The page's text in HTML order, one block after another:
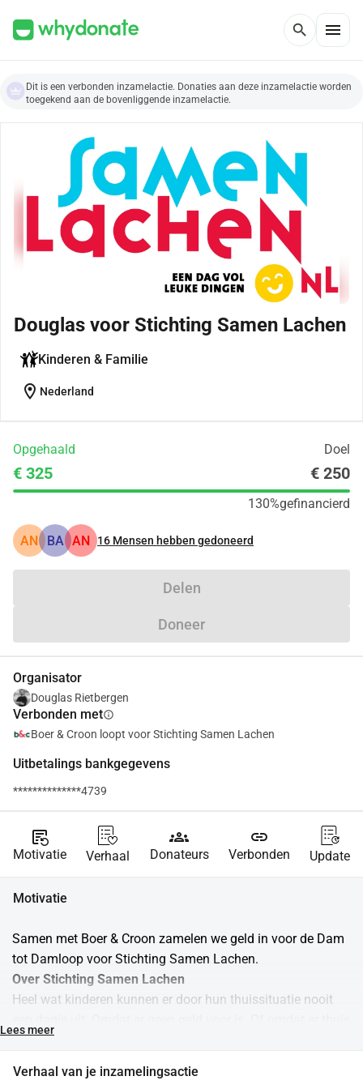
search menu
Dit is een verbonden inzamelactie. Donaties aan deze inzamelactie worden
toegekend aan de bovenliggende inzamelactie.
Douglas voor Stichting Samen Lachen
Kinderen & Familie
location_on Nederland
Opgehaald Doel
€ 325 € 250
130%gefinancierd
AN BA AN 16 Mensen hebben gedoneerd
Delen
Doneer
Organisator
Douglas Rietbergen
Verbonden metinfo
Boer & Croon loopt voor Stichting Samen Lachen
Uitbetalings bankgegevens
**************4739
source_notes
Motivatie Verhaal
groups
Donateurs
link
Verbonden Update
Motivatie
Samen met Boer & Croon zamelen we geld in voor de Dam
tot Damloop voor Stichting Samen Lachen.
Over Stichting Samen Lachen
Heel wat kinderen kunnen er door hun thuissituatie nooit
andere problemen zijn. Ook deze kinderen hebben recht op
kinderen eens per maand een ontspannend, creatief en leuk
Lees meer
Verhaal van je inzamelingsactie